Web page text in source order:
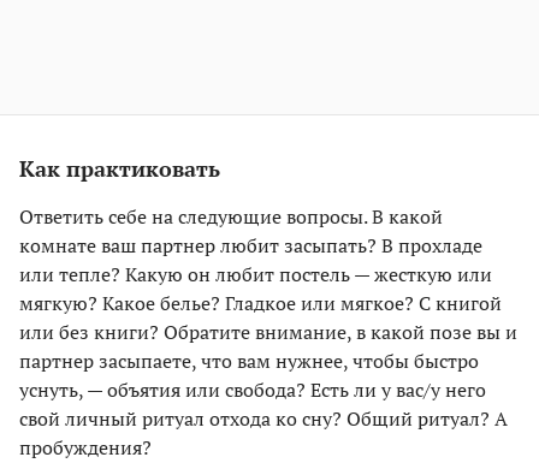
Как практиковать
Ответить себе на следующие вопросы. В какой
комнате ваш партнер любит засыпать? В прохладе
или тепле? Какую он любит постель — жесткую или
мягкую? Какое белье? Гладкое или мягкое? С книгой
или без книги? Обратите внимание, в какой позе вы и
партнер засыпаете, что вам нужнее, чтобы быстро
уснуть, — объятия или свобода? Есть ли у вас/у него
свой личный ритуал отхода ко сну? Общий ритуал? А
пробуждения?